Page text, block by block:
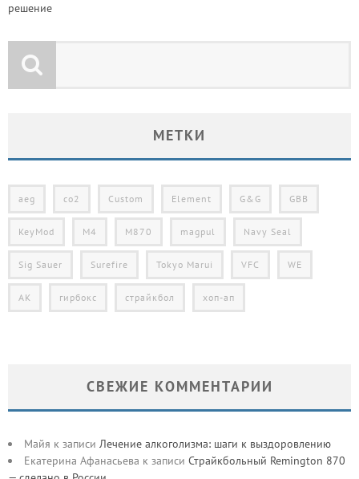
решение
МЕТКИ
aeg co2 Custom Element G&G GBB
KeyMod M4 M870 magpul Navy Seal
Sig Sauer Surefire Tokyo Marui VFC WE
АК гирбокс страйкбол хоп-ап
СВЕЖИЕ КОММЕНТАРИИ
Майя к записи Лечение алкоголизма: шаги к выздоровлению
Екатерина Афанасьева к записи Страйкбольный Remington 870